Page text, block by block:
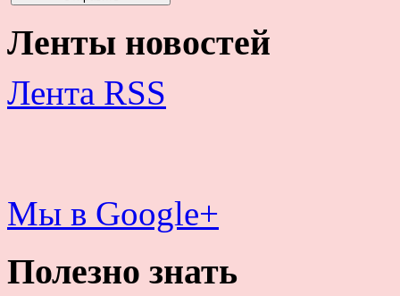
Ленты новостей
Лента RSS
Мы в Google+
Полезно знать